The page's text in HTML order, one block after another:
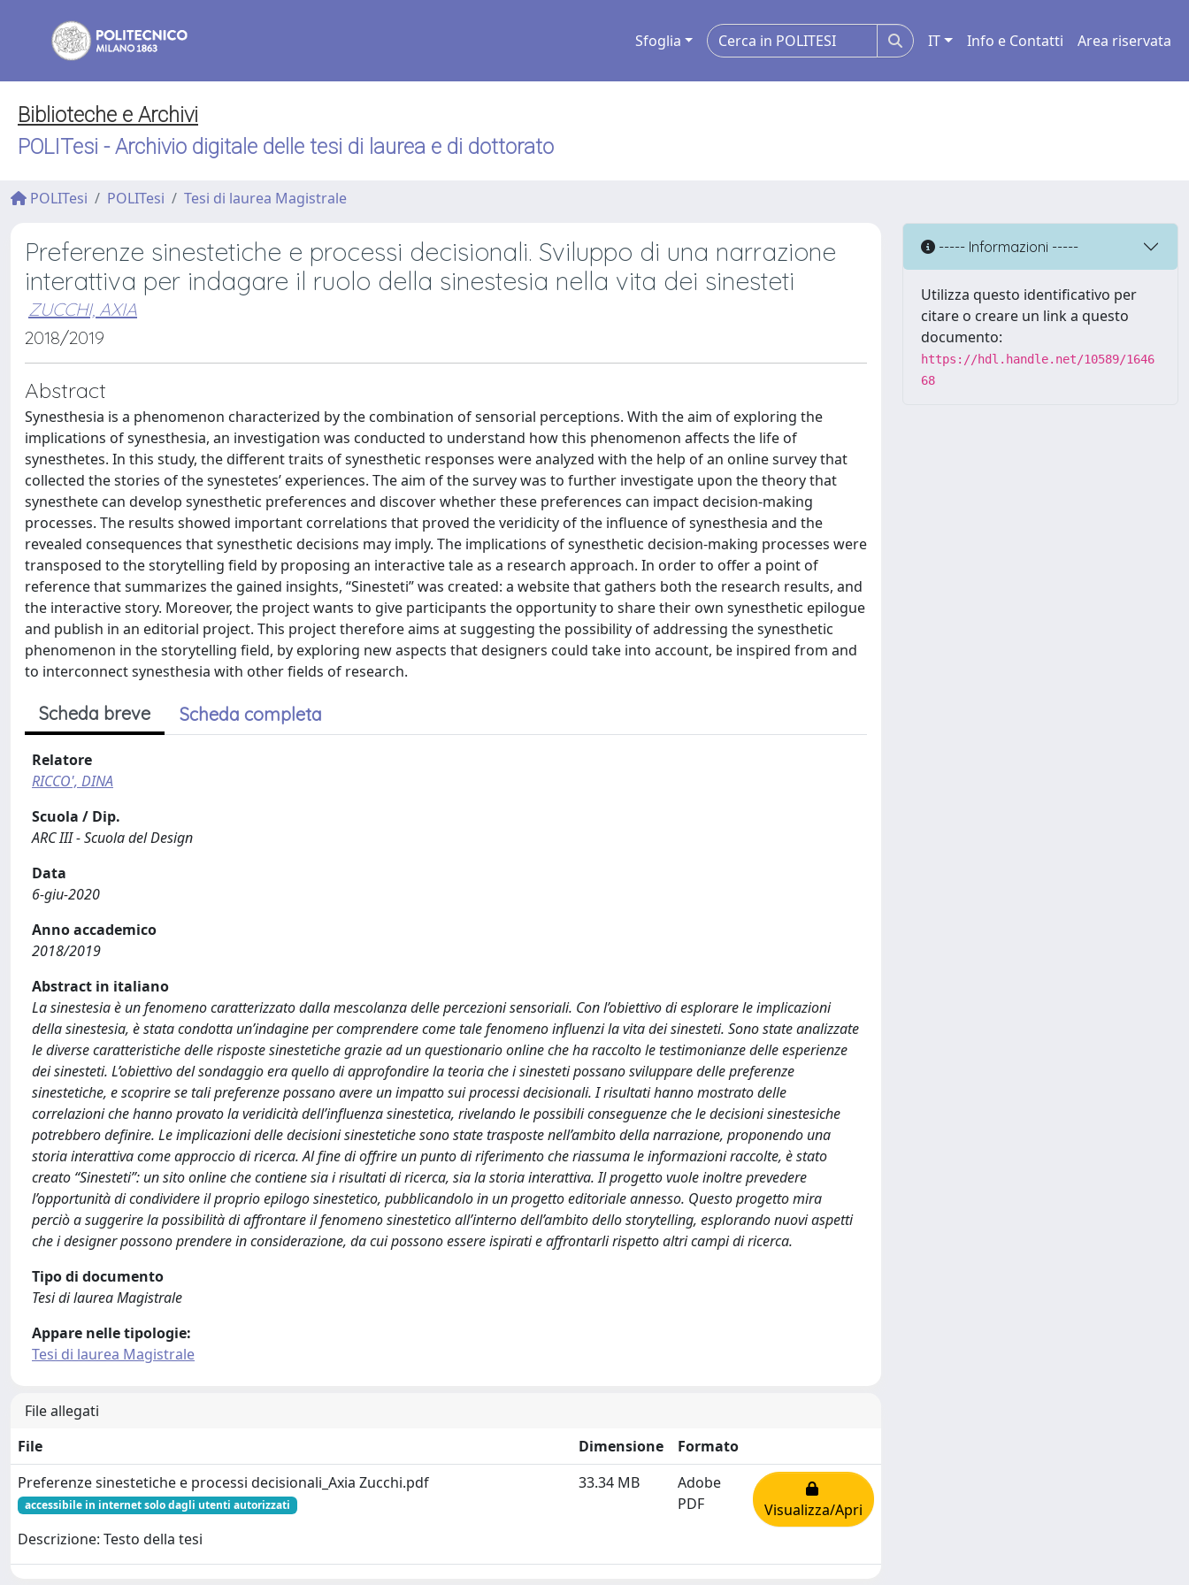
Sfoglia IT Info e Contatti Area riservata
Biblioteche e Archivi
POLITesi - Archivio digitale delle tesi di laurea e di dottorato
POLITesi POLITesi Tesi di laurea Magistrale
Preferenze sinestetiche e processi decisionali. Sviluppo di una narrazione
interattiva per indagare il ruolo della sinestesia nella vita dei sinesteti
ZUCCHI, AXIA
2018/2019
Abstract
Synesthesia is a phenomenon characterized by the combination of sensorial perceptions. With the aim of exploring the
implications of synesthesia, an investigation was conducted to understand how this phenomenon affects the life of
synesthetes. In this study, the different traits of synesthetic responses were analyzed with the help of an online survey that
collected the stories of the synestetes’ experiences. The aim of the survey was to further investigate upon the theory that
synesthete can develop synesthetic preferences and discover whether these preferences can impact decision-making
processes. The results showed important correlations that proved the veridicity of the influence of synesthesia and the
revealed consequences that synesthetic decisions may imply. The implications of synesthetic decision-making processes were
transposed to the storytelling field by proposing an interactive tale as a research approach. In order to offer a point of
reference that summarizes the gained insights, “Sinesteti” was created: a website that gathers both the research results, and
the interactive story. Moreover, the project wants to give participants the opportunity to share their own synesthetic epilogue
and publish in an editorial project. This project therefore aims at suggesting the possibility of addressing the synesthetic
phenomenon in the storytelling field, by exploring new aspects that designers could take into account, be inspired from and
to interconnect synesthesia with other fields of research.
Scheda breve Scheda completa
Relatore
RICCO', DINA
Scuola / Dip.
ARC III - Scuola del Design
Data
6-giu-2020
Anno accademico
2018/2019
Abstract in italiano
La sinestesia è un fenomeno caratterizzato dalla mescolanza delle percezioni sensoriali. Con l’obiettivo di esplorare le implicazioni
della sinestesia, è stata condotta un’indagine per comprendere come tale fenomeno influenzi la vita dei sinesteti. Sono state analizzate
le diverse caratteristiche delle risposte sinestetiche grazie ad un questionario online che ha raccolto le testimonianze delle esperienze
dei sinesteti. L’obiettivo del sondaggio era quello di approfondire la teoria che i sinesteti possano sviluppare delle preferenze
sinestetiche, e scoprire se tali preferenze possano avere un impatto sui processi decisionali. I risultati hanno mostrato delle
correlazioni che hanno provato la veridicità dell’influenza sinestetica, rivelando le possibili conseguenze che le decisioni sinestesiche
potrebbero definire. Le implicazioni delle decisioni sinestetiche sono state trasposte nell’ambito della narrazione, proponendo una
storia interattiva come approccio di ricerca. Al fine di offrire un punto di riferimento che riassuma le informazioni raccolte, è stato
creato “Sinesteti”: un sito online che contiene sia i risultati di ricerca, sia la storia interattiva. Il progetto vuole inoltre prevedere
l’opportunità di condividere il proprio epilogo sinestetico, pubblicandolo in un progetto editoriale annesso. Questo progetto mira
perciò a suggerire la possibilità di affrontare il fenomeno sinestetico all’interno dell’ambito dello storytelling, esplorando nuovi aspetti
che i designer possono prendere in considerazione, da cui possono essere ispirati e affrontarli rispetto altri campi di ricerca.
Tipo di documento
Tesi di laurea Magistrale
Appare nelle tipologie:
Tesi di laurea Magistrale
File allegati
File
Dimensione
Formato
Preferenze sinestetiche e processi decisionali_Axia Zucchi.pdf
accessibile in internet solo dagli utenti autorizzati
Descrizione: Testo della tesi
33.34 MB
Adobe
PDF
Visualizza/Apri
----- Informazioni -----
Utilizza questo identificativo per
citare o creare un link a questo
documento:
https://hdl.handle.net/10589/1646
68